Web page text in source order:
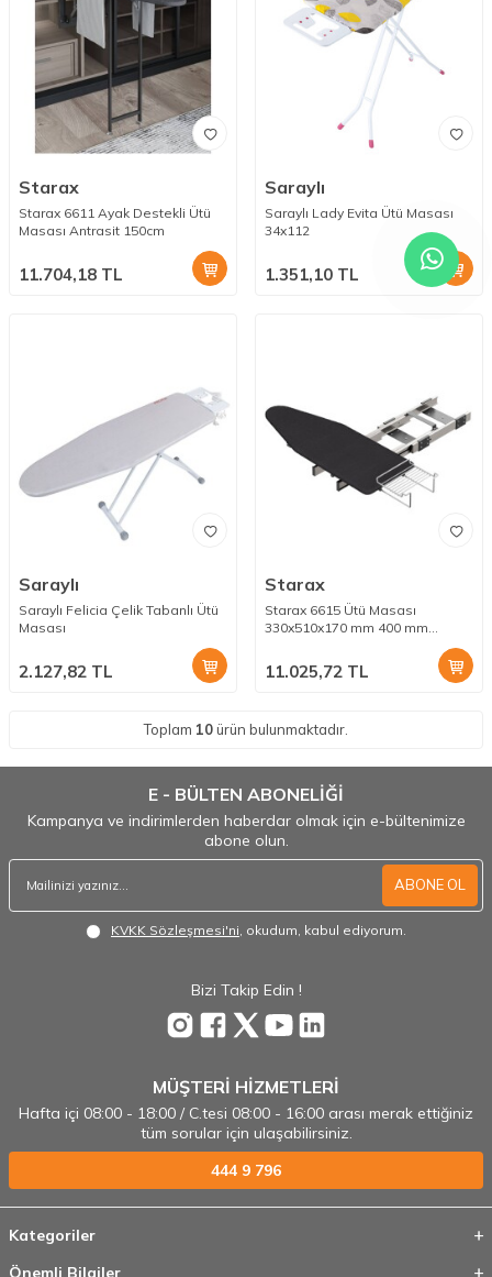
Starax
Starax 6611 Ayak Destekli Ütü
Masası Antrasit 150cm
11.704,18 TL
Saraylı
Saraylı Lady Evita Ütü Masası
34x112
1.351,10 TL
Saraylı
Saraylı Felicia Çelik Tabanlı Ütü
Masası
2.127,82 TL
Starax
Starax 6615 Ütü Masası
330x510x170 mm 400 mm
11.025,72 TL
Toplam 10 ürün bulunmaktadır.
E - BÜLTEN ABONELİĞİ
Kampanya ve indirimlerden haberdar olmak için e-bültenimize
abone olun.
ABONE OL
KVKK Sözleşmesi'ni , okudum, kabul ediyorum.
Bizi Takip Edin !
MÜŞTERİ HİZMETLERİ
Hafta içi 08:00 - 18:00 / C.tesi 08:00 - 16:00 arası merak ettiğiniz
tüm sorular için ulaşabilirsiniz.
444 9 796
Kategoriler
Önemli Bilgiler